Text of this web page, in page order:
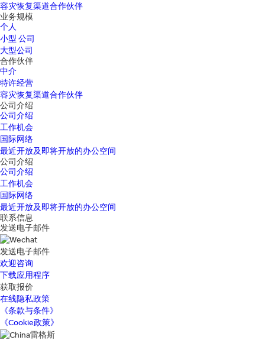
容灾恢复渠道合作伙伴
业务规模
个人
小型 公司
大型公司
合作伙伴
中介
特许经营
容灾恢复渠道合作伙伴
公司介绍
公司介绍
工作机会
国际网络
最近开放及即将开放的办公空间
公司介绍
公司介绍
工作机会
国际网络
最近开放及即将开放的办公空间
联系信息
发送电子邮件
发送电子邮件
欢迎咨询
下载应用程序
获取报价
在线隐私政策
《条款与条件》
《Cookie政策》